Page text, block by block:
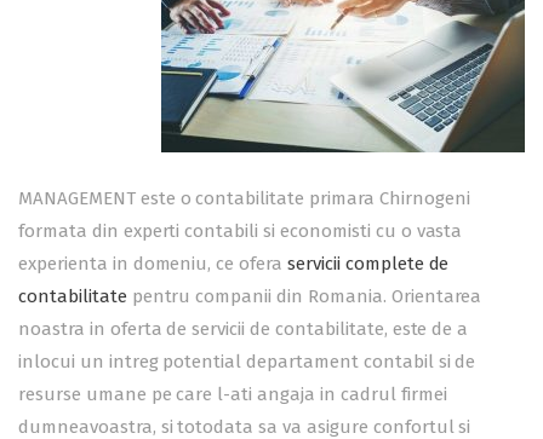
MANAGEMENT este o contabilitate primara Chirnogeni
formata din experti contabili si economisti cu o vasta
experienta in domeniu, ce oferaservicii complete de
contabilitate pentru companii din Romania. Orientarea
noastra in oferta de servicii de contabilitate, este de a
inlocui un intreg potential departament contabil si de
resurse umane pe care l-ati angaja in cadrul firmei
dumneavoastra, si totodata sa va asigure confortul si